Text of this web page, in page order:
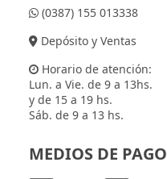
(0387) 155 013338
Depósito y Ventas
Horario de atención:
Lun. a Vie. de 9 a 13hs.
y de 15 a 19 hs.
Sáb. de 9 a 13 hs.
MEDIOS DE PAGO